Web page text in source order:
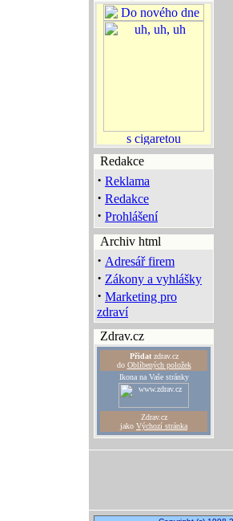
Redakce
· Reklama
· Redakce
· Prohlášení
Archiv html
· Adresář firem
· Zákony a vyhlášky
· Marketing pro
zdraví
Zdrav.cz
Přidatzdrav.cz
do Oblíbených položek
Ikona na Vaše stránky
Zdrav.cz
jako Výchozí stránka